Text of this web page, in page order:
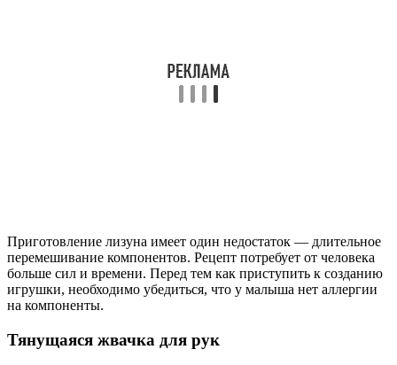
Приготовление лизуна имеет один недостаток — длительное
перемешивание компонентов. Рецепт потребует от человека
больше сил и времени. Перед тем как приступить к созданию
игрушки, необходимо убедиться, что у малыша нет аллергии
на компоненты.
Тянущаяся жвачка для рук